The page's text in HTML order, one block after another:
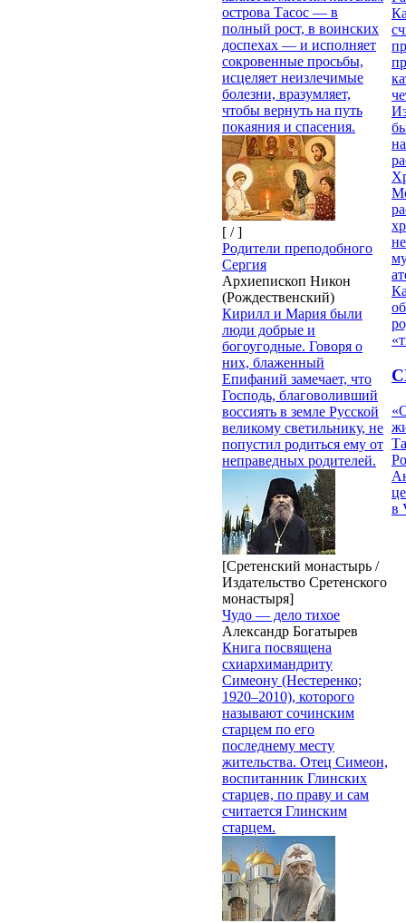
острова Тасос — в
полный рост, в воинских
доспехах — и исполняет
сокровенные просьбы,
исцеляет неизлечимые
болезни, вразумляет,
чтобы вернуть на путь
покаяния и спасения.
[ / ]
Родители преподобного
Сергия
Архиепископ Никон
(Рождественский)
Кирилл и Мария были
люди добрые и
богоугодные. Говоря о
них, блаженный
Епифаний замечает, что
Господь, благоволивший
воссиять в земле Русской
великому светильнику, не
попустил родиться ему от
неправедных родителей.
[Сретенский монастырь /
Издательство Сретенского
монастыря]
Чудо — дело тихое
Александр Богатырев
Книга посвящена
схиархимандриту
Симеону (Нестеренко;
1920–2010), которого
называют сочинским
старцем по его
последнему месту
жительства. Отец Симеон,
воспитанник Глинских
старцев, по праву и сам
считается Глинским
старцем.
в